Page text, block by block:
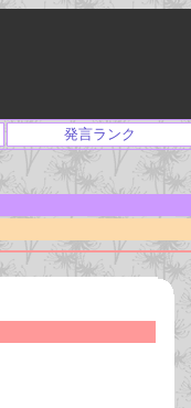
発言ランク